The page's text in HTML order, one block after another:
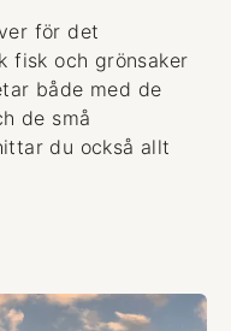
för det
fisk och grönsaker
både med de
de små
du också allt